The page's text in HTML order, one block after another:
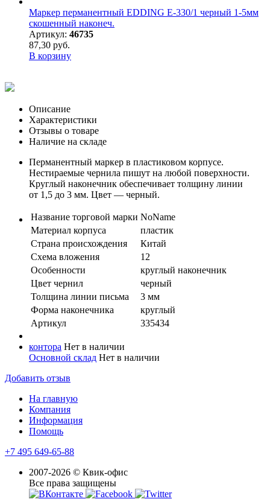
Маркер перманентный EDDING E-330/1 черный 1-5мм
скошенный наконеч.
Артикул: 46735
87,30 руб.
В корзину
Описание
Характеристики
Отзывы о товаре
Наличие на складе
Перманентный маркер в пластиковом корпусе.
Нестираемые чернила пишут на любой поверхности.
Круглый наконечник обеспечивает толщину линии
от 1,5 до 3 мм. Цвет — черный.
Название торговой марки NoName
Материал корпуса
пластик
Страна происхождения
Китай
Схема вложения
12
Особенности
круглый наконечник
Цвет чернил
черный
Толщина линии письма
3 мм
Форма наконечника
круглый
Артикул
335434
контора Нет в наличии
Основной склад Нет в наличии
Добавить отзыв
На главную
Компания
Информация
Помощь
+7 495 649-65-88
2007-2026 © Квик-офис
Все права защищены